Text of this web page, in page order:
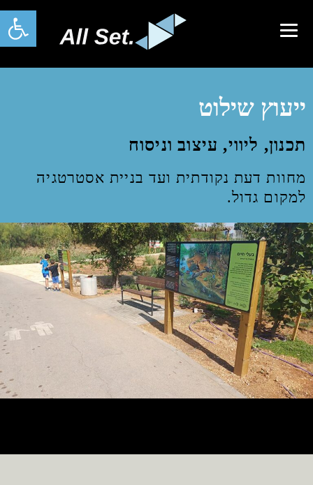
ייעוץ שילוט
תכנון, ליווי, עיצוב וניסוח
מחוות דעת נקודתית ועד בניית אסטרטגיה
למקום גדול.
פתח